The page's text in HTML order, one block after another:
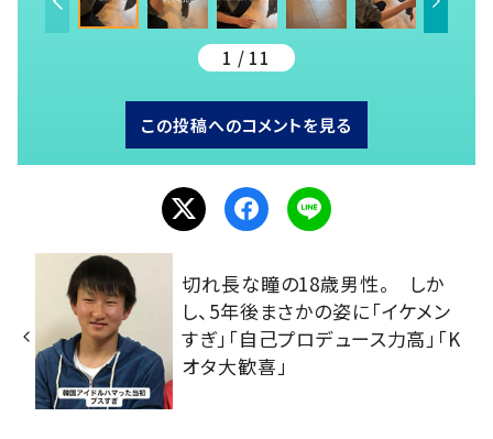
1 / 11
この投稿へのコメントを見る
切れ長な瞳の18歳男性。 しか
し、5年後まさかの姿に「イケメン
すぎ」「自己プロデュース力高」「K
オタ大歓喜」